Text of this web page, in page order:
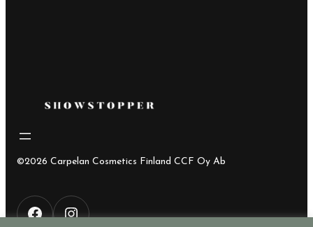
©2026 Carpelan Cosmetics Finland CCF Oy Ab